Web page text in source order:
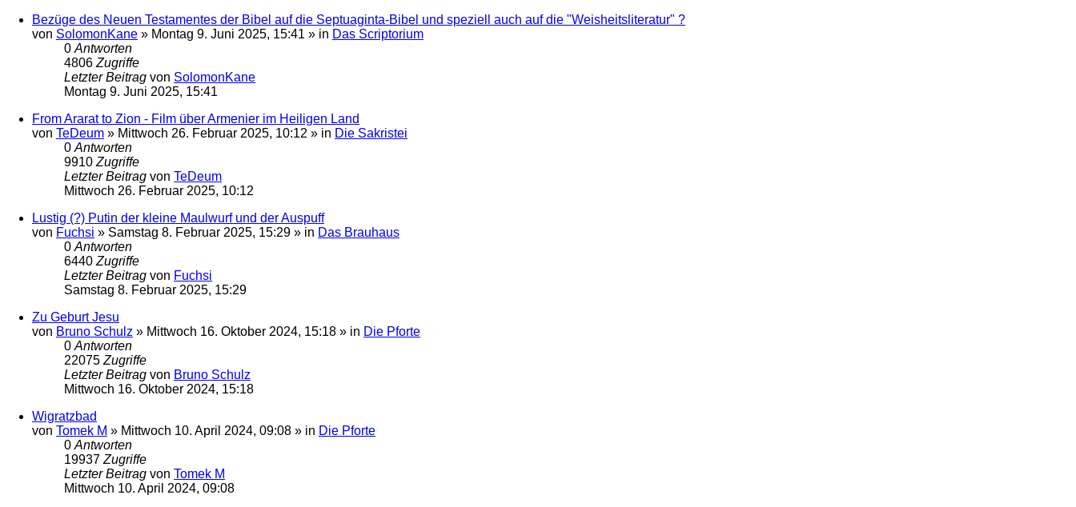
Bezüge des Neuen Testamentes der Bibel auf die Septuaginta-Bibel und speziell auch auf die "Weisheitsliteratur" ?
von SolomonKane » Montag 9. Juni 2025, 15:41 » in Das Scriptorium
0 Antworten
4806 Zugriffe
Letzter Beitrag von SolomonKane
Montag 9. Juni 2025, 15:41
From Ararat to Zion - Film über Armenier im Heiligen Land
von TeDeum » Mittwoch 26. Februar 2025, 10:12 » in Die Sakristei
0 Antworten
9910 Zugriffe
Letzter Beitrag von TeDeum
Mittwoch 26. Februar 2025, 10:12
Lustig (?) Putin der kleine Maulwurf und der Auspuff
von Fuchsi » Samstag 8. Februar 2025, 15:29 » in Das Brauhaus
0 Antworten
6440 Zugriffe
Letzter Beitrag von Fuchsi
Samstag 8. Februar 2025, 15:29
Zu Geburt Jesu
von Bruno Schulz » Mittwoch 16. Oktober 2024, 15:18 » in Die Pforte
0 Antworten
22075 Zugriffe
Letzter Beitrag von Bruno Schulz
Mittwoch 16. Oktober 2024, 15:18
Wigratzbad
von Tomek M » Mittwoch 10. April 2024, 09:08 » in Die Pforte
0 Antworten
19937 Zugriffe
Letzter Beitrag von Tomek M
Mittwoch 10. April 2024, 09:08